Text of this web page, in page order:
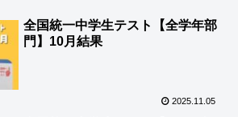
全国統一中学生テスト【全学年部
門】10月結果
2025.11.05